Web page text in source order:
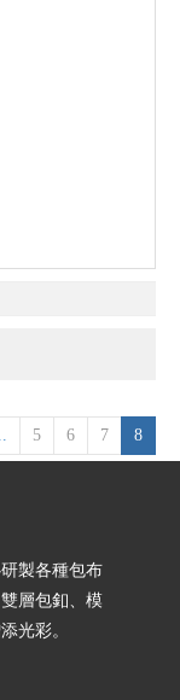
5 6 7 8
製各種包布
層包釦、模
光彩。